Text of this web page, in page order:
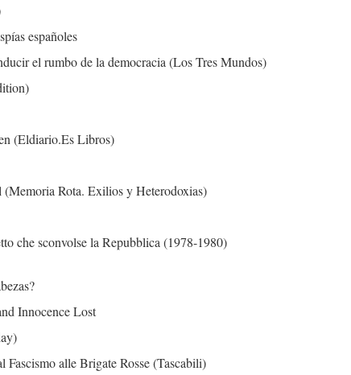
españoles
el rumbo de la democracia (Los Tres Mundos)
(Eldiario.Es Libros)
(Memoria Rota. Exilios y Heterodoxias)
che sconvolse la Repubblica (1978-1980)
Innocence Lost
alle Brigate Rosse (Tascabili)